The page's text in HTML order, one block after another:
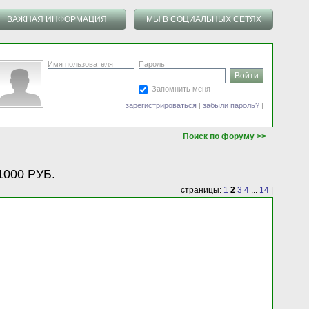
ВАЖНАЯ ИНФОРМАЦИЯ МЫ В СОЦИАЛЬНЫХ СЕТЯХ
Имя пользователя Пароль
Запомнить меня
зарегистрироваться | забыли пароль? |
Поиск по форуму >>
РУБ.
страницы: 1 2 3 4 ... 14